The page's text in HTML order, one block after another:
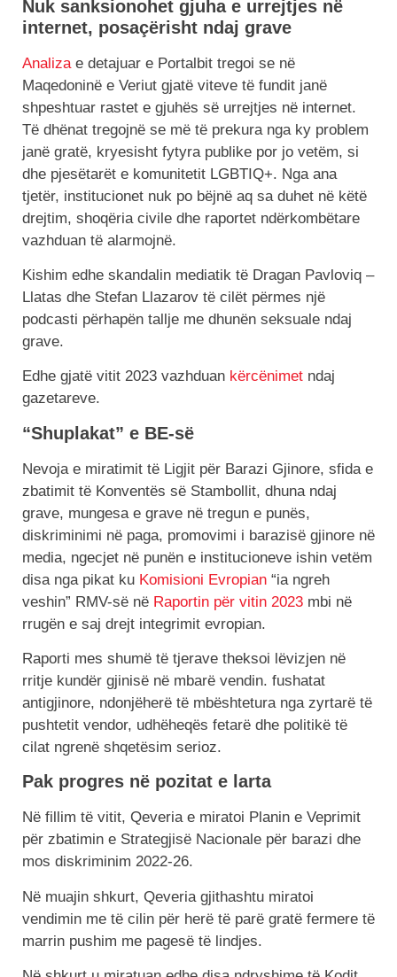
Nuk sanksionohet gjuha e urrejtjes në
internet, posaçërisht ndaj grave
Analiza e detajuar e Portalbit tregoi se në
Maqedoninë e Veriut gjatë viteve të fundit janë
shpeshtuar rastet e gjuhës së urrejtjes në internet.
Të dhënat tregojnë se më të prekura nga ky problem
janë gratë, kryesisht fytyra publike por jo vetëm, si
dhe pjesëtarët e komunitetit LGBTIQ+. Nga ana
tjetër, institucionet nuk po bëjnë aq sa duhet në këtë
drejtim, shoqëria civile dhe raportet ndërkombëtare
vazhduan të alarmojnë.
Kishim edhe skandalin mediatik të Dragan Pavloviq –
Llatas dhe Stefan Llazarov të cilët përmes një
podcasti përhapën tallje me dhunën seksuale ndaj
grave.
Edhe gjatë vitit 2023 vazhduan kërcënimet ndaj
gazetareve.
“Shuplakat” e BE-së
Nevoja e miratimit të Ligjit për Barazi Gjinore, sfida e
zbatimit të Konventës së Stambollit, dhuna ndaj
grave, mungesa e grave në tregun e punës,
diskriminimi në paga, promovimi i barazisë gjinore në
media, ngecjet në punën e institucioneve ishin vetëm
disa nga pikat ku Komisioni Evropian “ia ngreh
veshin” RMV-së në Raportin për vitin 2023 mbi në
rrugën e saj drejt integrimit evropian.
Raporti mes shumë të tjerave theksoi lëvizjen në
rritje kundër gjinisë në mbarë vendin. fushatat
antigjinore, ndonjëherë të mbështetura nga zyrtarë të
pushtetit vendor, udhëheqës fetarë dhe politikë të
cilat ngrenë shqetësim serioz.
Pak progres në pozitat e larta
Në fillim të vitit, Qeveria e miratoi Planin e Veprimit
për zbatimin e Strategjisë Nacionale për barazi dhe
mos diskriminim 2022-26.
Në muajin shkurt, Qeveria gjithashtu miratoi
vendimin me të cilin për herë të parë gratë fermere të
marrin pushim me pagesë të lindjes.